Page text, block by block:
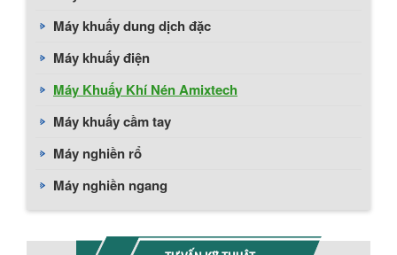
Máy khuấy dung dịch đặc
Máy khuấy điện
Máy Khuấy Khí Nén Amixtech
Máy khuấy cầm tay
Máy nghiền rổ
Máy nghiền ngang